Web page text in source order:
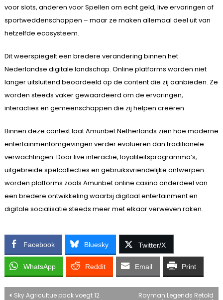
voor slots, anderen voor Spellen om echt geld, live ervaringen of
sportweddenschappen – maar ze maken allemaal deel uit van
hetzelfde ecosysteem.
Dit weerspiegelt een bredere verandering binnen het
Nederlandse digitale landschap. Online platforms worden niet
langer uitsluitend beoordeeld op de content die zij aanbieden. Ze
worden steeds vaker gewaardeerd om de ervaringen,
interacties en gemeenschappen die zij helpen creëren.
Binnen deze context laat Amunbet Netherlands zien hoe moderne
entertainmentomgevingen verder evolueren dan traditionele
verwachtingen. Door live interactie, loyaliteitsprogramma’s,
uitgebreide spelcollecties en gebruiksvriendelijke ontwerpen
worden platforms zoals Amunbet online casino onderdeel van
een bredere ontwikkeling waarbij digitaal entertainment en
digitale socialisatie steeds meer met elkaar verweven raken.
Facebook Bluesky Twitter/X
WhatsApp Reddit Email Print
Sky Agricultue pack voegt 12
Rayman Legends Retold